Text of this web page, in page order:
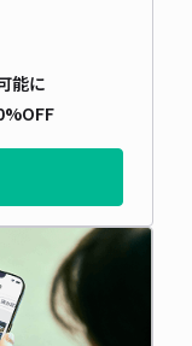
能に